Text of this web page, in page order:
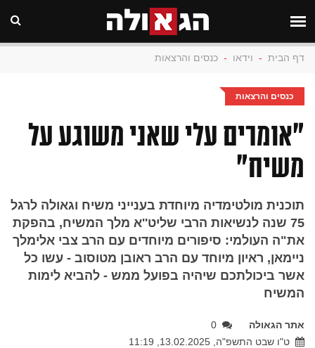
דף הבית - וידאו - כנסים והרצאות
כנסים והרצאות
"אומרים עלי שאני משוגע על
משיח"
תוכנית מולטימדיה מיוחדת בענייני משיח וגאולה לרגל
75 שנה לנשיאות הרבי שליט''א מלך המשיח, בהפקת
את"ה העולמי: סיפורים מיוחדים עם הרב צבי אלימלך
ניימאן, ראיון מיוחד עם הרב ראובן מטוסוב - עשו כל
אשר ביכולתכם שיהיה בפועל ממש - להביא לימות
המשיח
אתר הגאולה
0
ט"ו שבט התשפ"ה, 13.02.2025, 11:19